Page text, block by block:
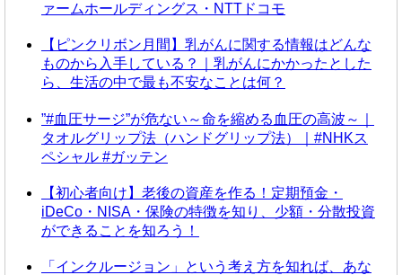
ァームホールディングス・NTTドコモ
【ピンクリボン月間】乳がんに関する情報はどんな
ものから入手している？｜乳がんにかかったとした
ら、生活の中で最も不安なことは何？
”#血圧サージ”が危ない～命を縮める血圧の高波～｜
タオルグリップ法（ハンドグリップ法）｜#NHKス
ペシャル #ガッテン
【初心者向け】老後の資産を作る！定期預金・
iDeCo・NISA・保険の特徴を知り、少額・分散投資
ができることを知ろう！
「インクルージョン」という考え方を知れば、あな